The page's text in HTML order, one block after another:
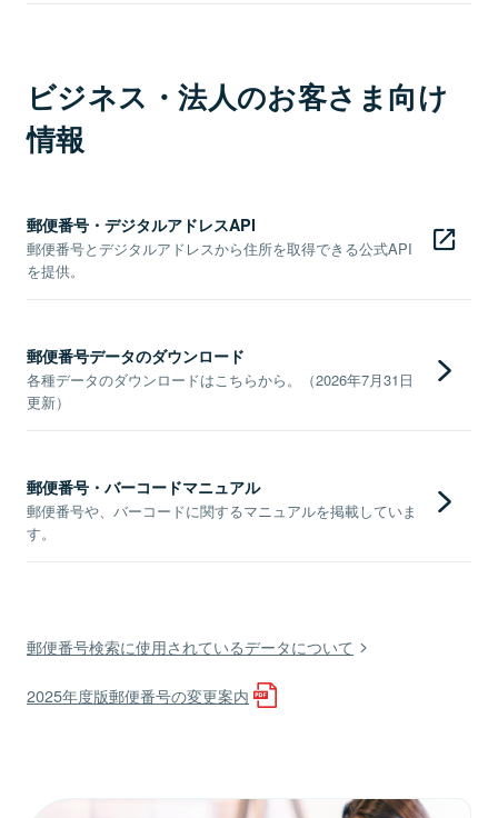
ビジネス・法人のお客さま向け
情報
郵便番号・デジタルアドレスAPI
郵便番号とデジタルアドレスから住所を取得できる公式API
を提供。
郵便番号データのダウンロード
各種データのダウンロードはこちらから。（2026年7月31日
更新）
郵便番号・バーコードマニュアル
郵便番号や、バーコードに関するマニュアルを掲載していま
す。
郵便番号検索に使用されているデータについて
2025年度版郵便番号の変更案内